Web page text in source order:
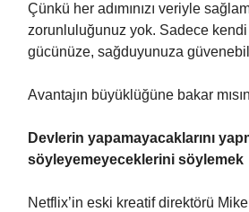
Çünkü her adımınızı veriyle
zorunluluğunuz yok. Sadece kendi
gücünüze, sağduyunuza
Avantajın büyüklüğüne bakar
Devlerin yapamayacaklarını
söyleyemeyeceklerini söylemek
Netflix’in eski kreatif direktörü